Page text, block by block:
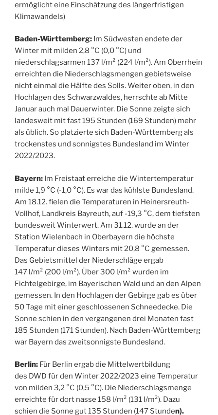
ermöglicht eine Einschätzung des längerfristigen
Klimawandels)
Baden-Württemberg: Im Südwesten endete der
Winter mit milden 2,8 °C (0,0 °C) und
niederschlagsarmen 137 l/m² (224 l/m²). Am Oberrhein
erreichten die Niederschlagsmengen gebietsweise
nicht einmal die Hälfte des Solls. Weiter oben, in den
Hochlagen des Schwarzwaldes, herrschte ab Mitte
Januar auch mal Dauerwinter. Die Sonne zeigte sich
landesweit mit fast 195 Stunden (169 Stunden) mehr
als üblich. So platzierte sich Baden-Württemberg als
trockenstes und sonnigstes Bundesland im Winter
2022/2023.
Bayern: Im Freistaat erreiche die Wintertemperatur
milde 1,9 °C (-1,0 °C). Es war das kühlste Bundesland.
Am 18.12. fielen die Temperaturen in Heinersreuth-
Vollhof, Landkreis Bayreuth, auf -19,3 °C, dem tiefsten
bundesweit Winterwert. Am 31.12. wurde an der
Station Wielenbach in Oberbayern die höchste
Temperatur dieses Winters mit 20,8 °C gemessen.
Das Gebietsmittel der Niederschläge ergab
147 l/m² (200 l/m²). Über 300 l/m² wurden im
Fichtelgebirge, im Bayerischen Wald und an den Alpen
gemessen. In den Hochlagen der Gebirge gab es über
50 Tage mit einer geschlossenen Schneedecke. Die
Sonne schien in den vergangenen drei Monaten fast
185 Stunden (171 Stunden). Nach Baden-Württemberg
war Bayern das zweitsonnigste Bundesland.
Berlin: Für Berlin ergab die Mittelwertbildung
des DWD für den Winter 2022/2023 eine Temperatur
von milden 3,2 °C (0,5 °C). Die Niederschlagsmenge
erreichte für dort nasse 158 l/m² (131 l/m²). Dazu
schien die Sonne gut 135 Stunden (147 Stunden).